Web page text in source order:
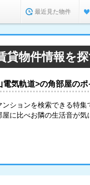
最近見た物件
貸物件情報を
気軌道>の角部屋のポ
ションを検索できる特
に比べお隣の生活音が気